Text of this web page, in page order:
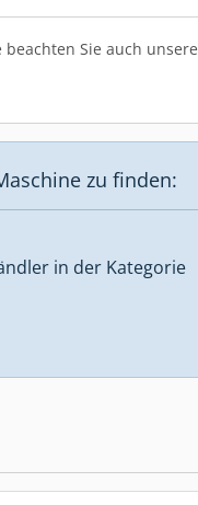
Sie auch unsere
zu finden:
in der Kategorie